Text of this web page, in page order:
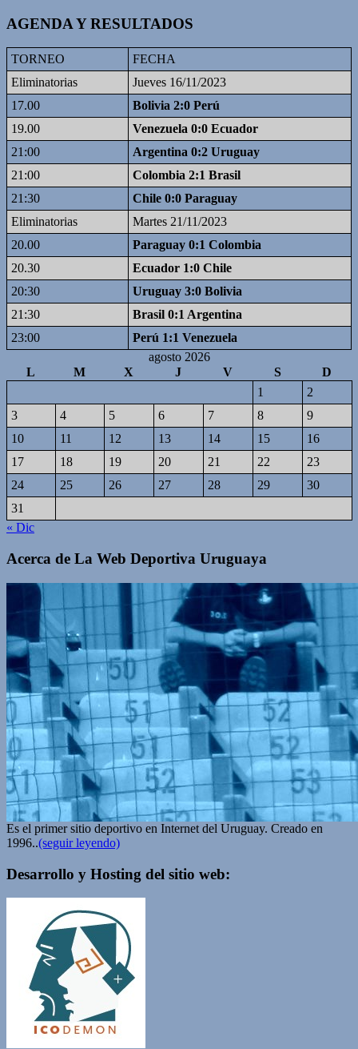
AGENDA Y RESULTADOS
TORNEO
FECHA
Eliminatorias
Jueves 16/11/2023
17.00
Bolivia 2:0 Perú
19.00
Venezuela 0:0 Ecuador
21:00
Argentina 0:2 Uruguay
21:00
Colombia 2:1 Brasil
21:30
Chile 0:0 Paraguay
Eliminatorias
Martes 21/11/2023
20.00
Paraguay 0:1 Colombia
20.30
Ecuador 1:0 Chile
20:30
Uruguay 3:0 Bolivia
21:30
Brasil 0:1 Argentina
23:00
Perú 1:1 Venezuela
agosto 2026
L
M X J V S
D
1
2
3
4 5 6 7 8
9
10
11 12 13 14 15
16
17
18 19 20 21 22
23
24
25 26 27 28 29
30
31
« Dic
Acerca de La Web Deportiva Uruguaya
Es el primer sitio deportivo en Internet del Uruguay. Creado en
1996..(seguir leyendo)
Desarrollo y Hosting del sitio web: